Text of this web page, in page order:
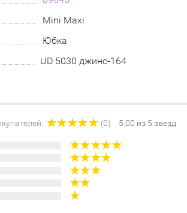
Mini Maxi
Юбка
UD 5030 джинс-164
(0) 5.00 из 5 звезд